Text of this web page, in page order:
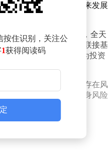
场对算力硬件行业未来发展
（588080）表现活跃，全天
额接近翻倍。该基金的联接基
、011609和022895，为投资
保持理性。基金投资存在风
决策前应充分评估自身风险
按住识别，关注公
1获得阅读码